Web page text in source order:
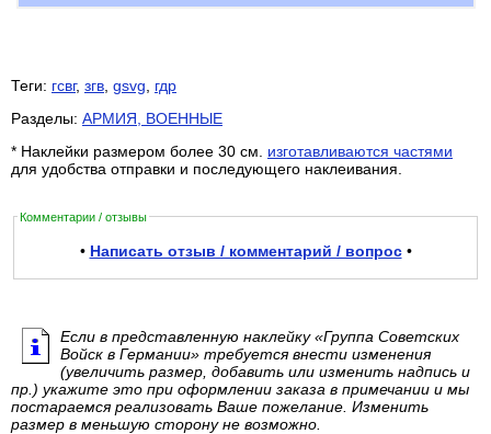
Теги: гсвг, згв gsvg
гдр
Разделы: АРМИЯ, ВОЕННЫЕ
* Наклейки размером более 30 см. изготавливаются частями
для удобства отправки и последующего наклеивания.
Комментарии / отзывы
• Написать отзыв / комментарий / вопрос•
Если в представленную наклейку «Группа Советских
Войск в Германии» требуется внести изменения
(увеличить размер, добавить или изменить надпись и
пр.) укажите это при оформлении заказа в примечании и мы
постараемся реализовать Ваше пожелание. Изменить
размер в меньшую сторону не возможно.